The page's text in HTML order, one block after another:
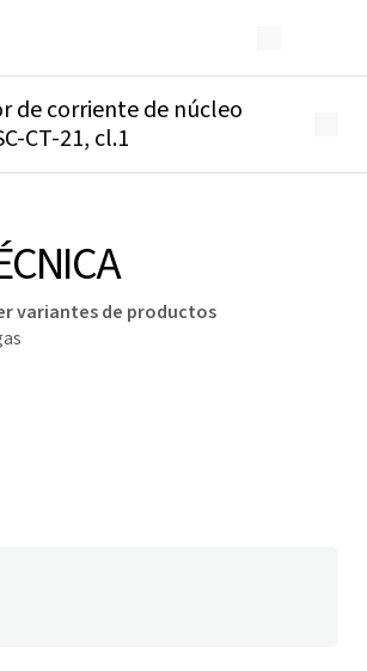
de corriente de núcleo
CT-21, cl.1
variantes de productos